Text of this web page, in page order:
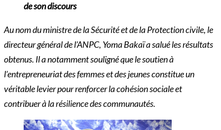
de son discours
Au nom du ministre de la Sécurité et de la Protection civile, le
directeur général de l’ANPC, Yoma Bakaï a salué les résultats
obtenus. Il a notamment souligné que le soutien à
l’entrepreneuriat des femmes et des jeunes constitue un
véritable levier pour renforcer la cohésion sociale et
contribuer à la résilience des communautés.